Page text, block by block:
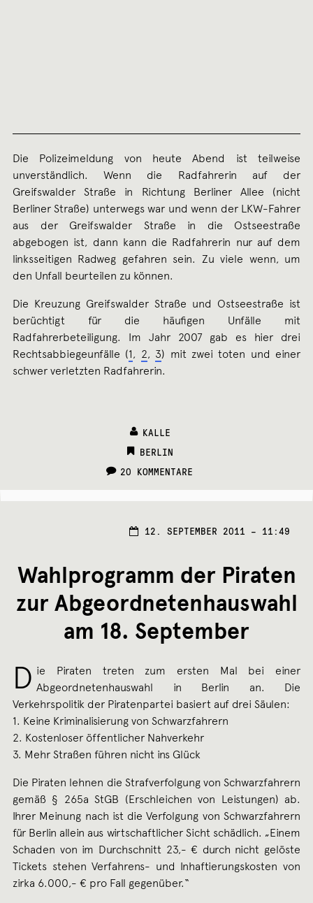
Die Polizeimeldung von heute Abend ist teilweise
unverständlich. Wenn die Radfahrerin auf der
Greifswalder Straße in Richtung Berliner Allee (nicht
Berliner Straße) unterwegs war und wenn der LKW-Fahrer
aus der Greifswalder Straße in die Ostseestraße
abgebogen ist, dann kann die Radfahrerin nur auf dem
linksseitigen Radweg gefahren sein. Zu viele wenn, um
den Unfall beurteilen zu können.
Die Kreuzung Greifswalder Straße und Ostseestraße ist
berüchtigt für die häufigen Unfälle mit
Radfahrerbeteiligung. Im Jahr 2007 gab es hier drei
Rechtsabbiegeunfälle (1, 2, 3) mit zwei toten und einer
schwer verletzten Radfahrerin.
KALLE
CATEGORIES:
BERLIN
20 KOMMENTARE
12. SEPTEMBER 2011 – 11:49
Wahlprogramm der Piraten
zur Abgeordnetenhauswahl
am 18. September
D ie Piraten treten zum ersten Mal bei einer
Abgeordnetenhauswahl in Berlin an. Die
Verkehrspolitik der Piratenpartei basiert auf drei Säulen:
1. Keine Kriminalisierung von Schwarzfahrern
2. Kostenloser öffentlicher Nahverkehr
3. Mehr Straßen führen nicht ins Glück
Die Piraten lehnen die Strafverfolgung von Schwarzfahrern
gemäß § 265a StGB (Erschleichen von Leistungen) ab.
Ihrer Meinung nach ist die Verfolgung von Schwarzfahrern
für Berlin allein aus wirtschaftlicher Sicht schädlich. „Einem
Schaden von im Durchschnitt 23,- € durch nicht gelöste
Tickets stehen Verfahrens- und Inhaftierungskosten von
zirka 6.000,- € pro Fall gegenüber.“